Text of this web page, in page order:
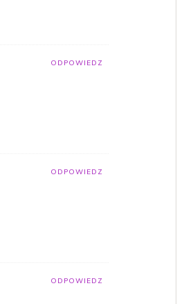
ODPOWIEDZ
ODPOWIEDZ
ODPOWIEDZ